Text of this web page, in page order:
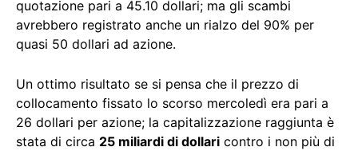
quotazione pari a 45.10 dollari; ma gli scambi
avrebbero registrato anche un rialzo del 90% per
quasi 50 dollari ad azione.
Un ottimo risultato se si pensa che il prezzo di
collocamento fissato lo scorso mercoledì era pari a
26 dollari per azione; la capitalizzazione raggiunta è
stata di circa 25 miliardi di dollari contro i non più di